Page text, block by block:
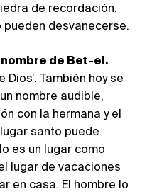
de recordación.
pueden desvanecerse.
de Bet-el.
Dios’. También hoy se
nombre audible,
con la hermana y el
santo puede
es un lugar como
lugar de vacaciones
en casa. El hombre lo